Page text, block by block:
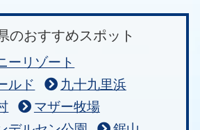
のおすすめスポット
ーリゾート
ルド
九十九里浜
マザー牧場